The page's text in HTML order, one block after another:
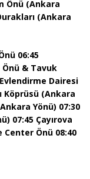
Önü (Ankara
(Ankara
06:45
& Tavuk
Dairesi
Köprüsü (Ankara
Yönü) 07:30
07:45 Çayırova
Center Önü 08:40